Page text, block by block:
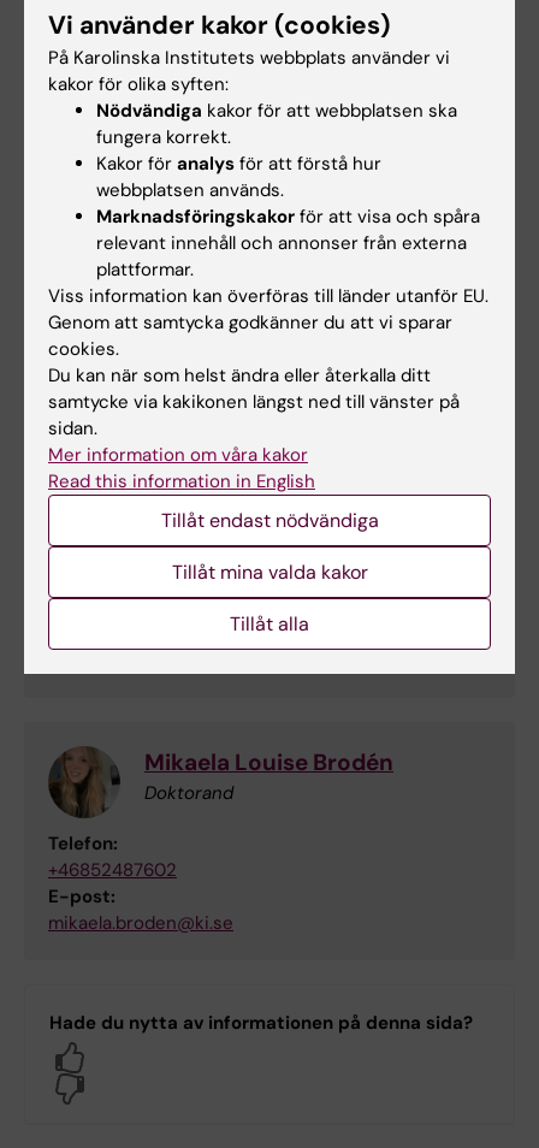
lene.lindberg@ki.se
Malin Bergström
Medverkande forskare
E-post:
malin.bergstrom@ki.se
Medverkande forskare
E-post:
anders.hjern@ki.se
Emma Fransson
Medverkande forskare
Mikaela Louise Brodén
Doktorand
Telefon:
+46852487602
E-post:
mikaela.broden@ki.se
Hade du nytta av informationen på denna sida?
Vi använder kakor (cookies)
På Karolinska Institutets webbplats använder vi
kakor för olika syften:
Nödvändiga kakor för att webbplatsen ska
fungera korrekt.
Kakor för analys för att förstå hur
webbplatsen används.
Marknadsföringskakor för att visa och spåra
relevant innehåll och annonser från externa
plattformar.
Viss information kan överföras till länder utanför EU.
Genom att samtycka godkänner du att vi sparar
cookies.
Du kan när som helst ändra eller återkalla ditt
samtycke via kakikonen längst ned till vänster på
sidan.
Mer information om våra kakor
Read this information in English
Tillåt endast nödvändiga
Tillåt mina valda kakor
Tillåt alla